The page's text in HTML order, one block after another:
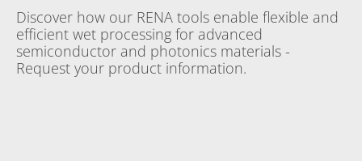
Discover how our RENA tools enable flexible and
efficient wet processing for advanced
semiconductor and photonics materials -
Request your product information.